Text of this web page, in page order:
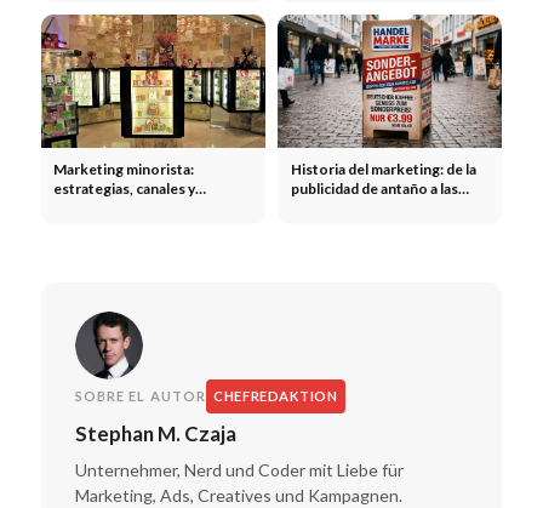
cliente
Marketing minorista:
estrategias, canales y
Historia del marketing: de la
publicidad de antaño a las
SOBRE EL AUTOR CHEFREDAKTION
Stephan M. Czaja
Unternehmer, Nerd und Coder mit Liebe für
Marketing, Ads, Creatives und Kampagnen.